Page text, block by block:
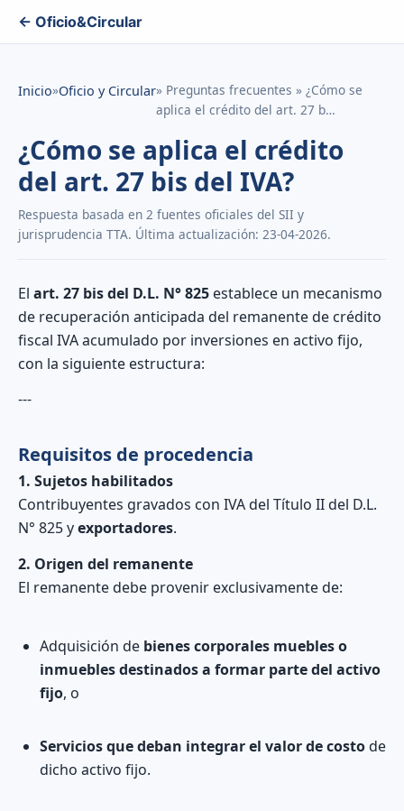
← Oficio&Circular
Inicio»Oficio y Circular» Preguntas frecuentes » ¿Cómo se
aplica el crédito del art. 27 b…
¿Cómo se aplica el crédito
del art. 27 bis del IVA?
Respuesta basada en 2 fuentes oficiales del SII y
jurisprudencia TTA. Última actualización: 23-04-2026.
El art. 27 bis del D.L. N° 825 establece un mecanismo
de recuperación anticipada del remanente de crédito
fiscal IVA acumulado por inversiones en activo fijo,
con la siguiente estructura:
---
Requisitos de procedencia
1. Sujetos habilitados
Contribuyentes gravados con IVA del Título II del D.L.
N° 825 yexportadores.
2. Origen del remanente
El remanente debe provenir exclusivamente de:
Adquisición de bienes corporales muebles o
inmuebles destinados a formar parte del activo
fijo, o
Servicios que deban integrar el valor de costode
dicho activo fijo.